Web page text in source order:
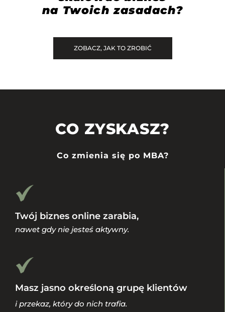
na Twoich zasadach?
ZOBACZ, JAK TO ZROBIĆ
CO ZYSKASZ?
Co zmienia się po MBA?
Twój biznes online zarabia,
nawet gdy nie jesteś aktywny.
Masz jasno określoną grupę klientów
i przekaz, który do nich trafia.